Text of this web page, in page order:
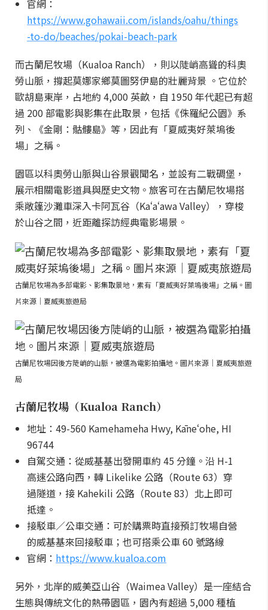
官網：
https://www.gohawaii.com/islands/oahu/things
-to-do/beaches/pokai-beach-park
而古蘭尼牧場（Kualoa Ranch），則以陡峭高聳的科奧
勞山脈，撐起莫娜家鄉莫圖努伊島的壯麗背景 。它位於
歐胡島東岸，占地約 4,000 英畝，自 1950 年代起已有超
過 200 部電影與影集在此取景，包括《侏羅紀公園》系
列、《金剛：骷髏島》等，因此有「夏威夷好萊塢後
場」之稱。
園區以科奧勞山脈與山谷景觀聞名，並設有二戰碉堡，
展示相關電影道具與歷史文物。旅客可在古蘭尼牧場搭
乘敞篷沙灘車深入卡阿瓦谷（Kaʻaʻawa Valley），穿梭
於山谷之間，近距離探訪經典電影場景。
古蘭尼牧場為多部電影、影集取景地，素有「夏威夷好萊塢後場」之稱。圖
片來源｜夏威夷旅遊局
古蘭尼牧場因後方陡峭的山脈，被選為電影拍攝地。圖片來源｜夏威夷旅遊
局
古蘭尼牧場（Kualoa Ranch）
地址：49-560 Kamehameha Hwy, Kāneʻohe, HI
96744
自駕交通：從威基基出發開車約 45 分鐘。沿 H-1
高速公路向西，轉 Likelike 公路（Route 63）穿
過隧道，接 Kahekili 公路（Route 83）北上即可
抵達。
接駁車／公車交通：可於購票時直接預訂牧場自營
的威基基來回接駁車；也可搭乘公車 60 號路線
官網： https://www.kualoa.com
另外，北岸的威美亞山谷（Waimea Valley）是一座結合
生態與傳統文化的熱帶園區，園內有超過 5,000 種植